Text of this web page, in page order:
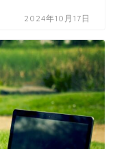
2024年10月17日